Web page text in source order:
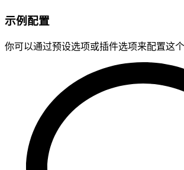
示例配置
你可以通过预设选项或插件选项来配置这个